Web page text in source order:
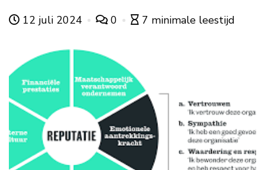
12 juli 2024 0 7 minimale leestijd